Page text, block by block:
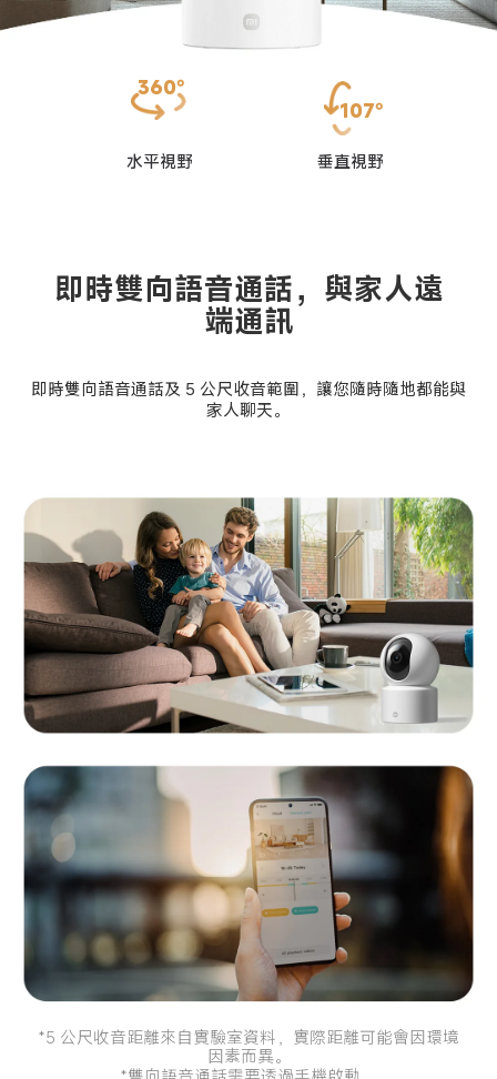
360°
水平視野
107°
垂直視野
即時雙向語音通話，與家人遠
端通訊
即時雙向語音通話及 5 公尺收音範圍，讓您隨時隨地都能與
家人聊天。
*5 公尺收音距離來自實驗室資料，實際距離可能會因環境
因素而異。